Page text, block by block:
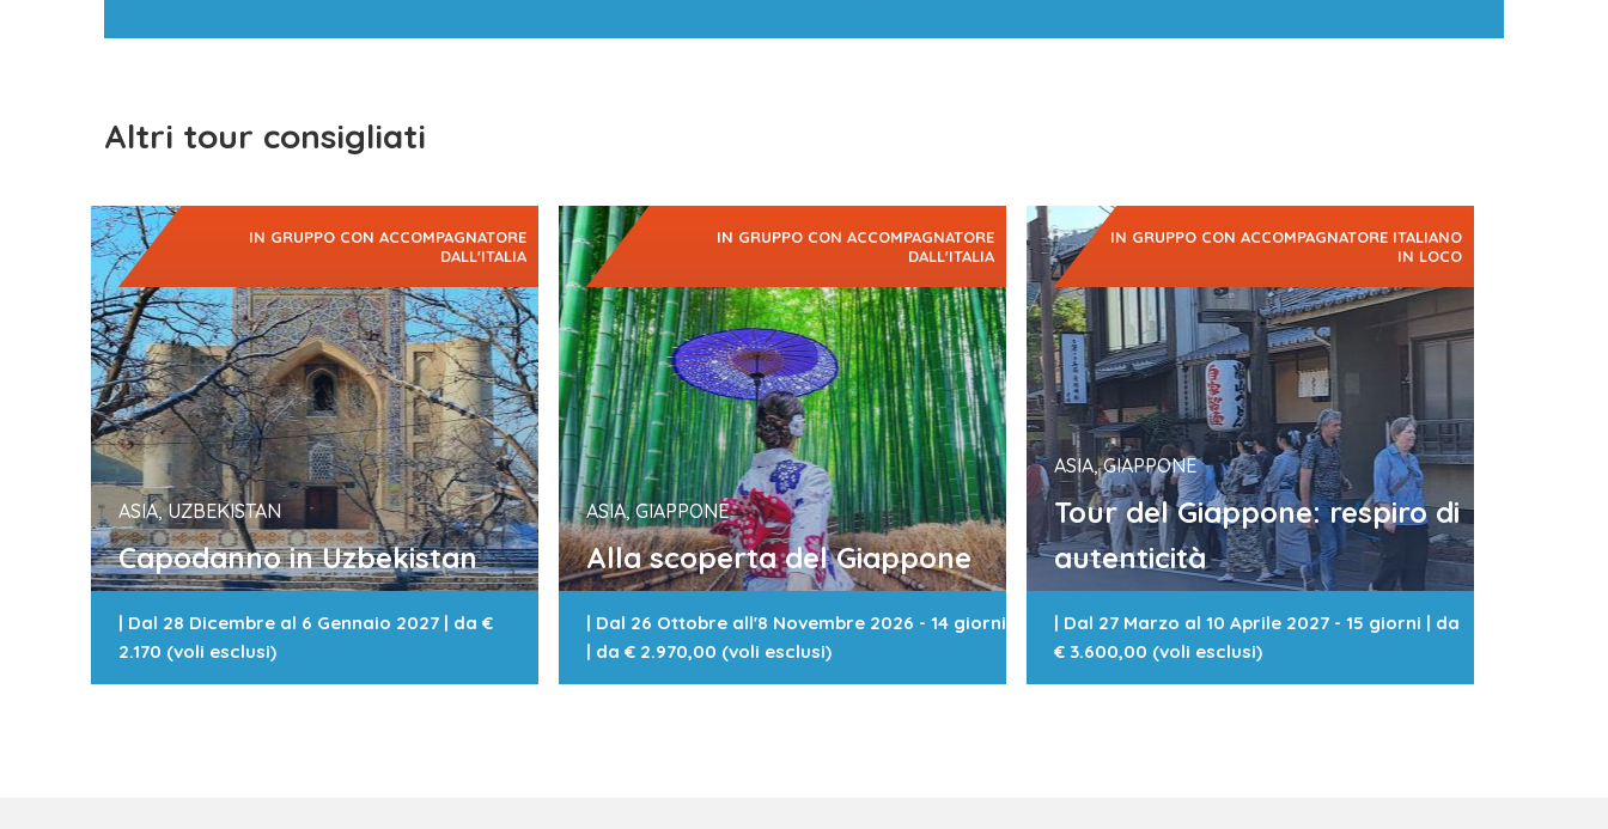
Altri tour consigliati
IN GRUPPO CON ACCOMPAGNATORE
DALL'ITALIA
ASIA, UZBEKISTAN
Capodanno in Uzbekistan
Uzbekistan d’inverno: un viaggio nel cuore della
della Seta, tra le…
| Dal 28 Dicembre al 6 Gennaio 2027 | da €
2.170 (voli esclusi)
IN GRUPPO CON ACCOMPAGNATORE
DALL'ITALIA
ASIA, GIAPPONE
Alla scoperta del Giappone
Un viaggio nel cuore del Giappone più autentico, dove
ogni passo è un salto indietro nel tempo e…
| Dal 26 Ottobre all'8 Novembre 2026 - 14 giorni
| da € 2.970,00 (voli esclusi)
IN GRUPPO CON ACCOMPAGNATORE ITALIANO
IN LOCO
ASIA, GIAPPONE
Tour del Giappone: respiro di
autenticità
Un Giappone da esplorare come un locale
Piccolo gruppo, mezzi pubblici,…
| Dal 27 Marzo al 10 Aprile 2027 - 15 giorni | da
€ 3.600,00 (voli esclusi)